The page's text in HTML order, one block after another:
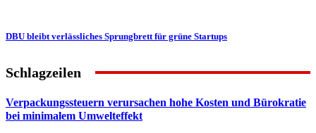
DBU bleibt verlässliches Sprungbrett für grüne Startups
Schlagzeilen
Verpackungssteuern verursachen hohe Kosten und Bürokratie
bei minimalem Umwelteffekt